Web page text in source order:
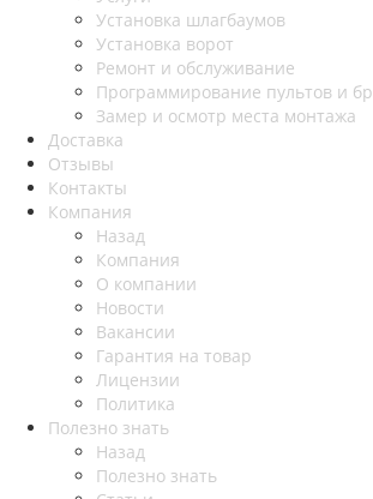
Установка шлагбаумов
Установка ворот
Ремонт и обслуживание
Программирование пультов и
Замер и осмотр места монтажа
Доставка
Отзывы
Контакты
Компания
Назад
Компания
О компании
Новости
Вакансии
Гарантия на товар
Лицензии
Политика
Полезно знать
Назад
Полезно знать